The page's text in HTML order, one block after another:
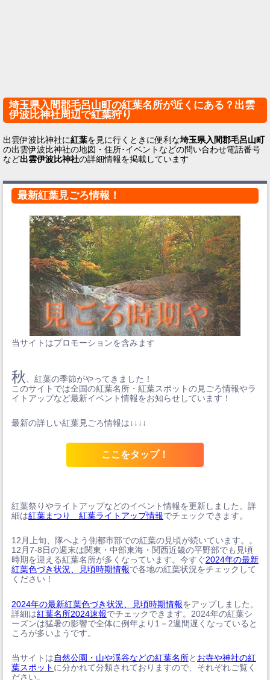
埼玉県入間郡毛呂山町の紅葉名所が近くにある？出雲
伊波比神社周辺で紅葉狩り
出雲伊波比神社に紅葉を見に行くときに便利な埼玉県入間郡毛呂山町
の出雲伊波比神社の地図・住所･イベントなどの問い合わせ電話番号
など出雲伊波比神社の詳細情報を掲載しています
最新紅葉見ごろ情報！
当サイトはプロモーションを含みます
秋
、紅葉の季節がやってきました！
このサイトでは全国の紅葉名所・紅葉スポットの見ごろ情報やラ
イトアップなど最新イベント情報をお知らせしています！
最新の詳しい紅葉見ごろ情報は↓↓↓↓
ここをタップ！
紅葉祭りやライトアップなどのイベント情報を更新しました。詳
細は紅葉まつり 紅葉ライトアップ情報でチェックできます。
12月上旬、隊へよう側都市部での紅葉の見頃が続いています。。
12月7-8日の週末は関東・中部東海・関西近畿の平野部でも見頃
時期を迎える紅葉名所が多くなっています。今すぐ2024年の最新
紅葉色づき状況、見頃時期情報で各地の紅葉状況をチェックして
ください！
2024年の最新紅葉色づき状況、見頃時期情報をアップしました。
詳細は紅葉名所2024速報でチェックできます。2024年の紅葉シ
ーズンは猛暑の影響で全体に例年より1－2週間遅くなっていると
ころが多いようです。
当サイトは自然公園・山や渓谷などの紅葉名所と お寺や神社の紅
葉スポット に分かれて分類されておりますので、それぞれご覧く
ださい。